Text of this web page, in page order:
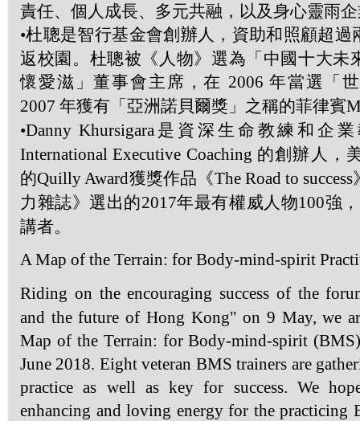
責任、個人成長、多元共融，以及身心靈雨
•杜聰是智行基金會創辦人，資助和照顧超過
返校園。杜聰被《人物》選為「中國十大未
懷愛滋」董事會主席，在 2006 年當選「
2007 年獲有「亞洲諾貝爾獎」之稱的菲律賓
•Danny Khursigara 是資深生命教練和企
International Executive Coaching 的創辦人，
的Quilly Award獲獎作品《The Road to success
力雜誌》選出的2017年最有權威人物100強
講者。
A Map of the Terrain: for Body-mind-spirit
Riding on the encouraging success of the
and the future of Hong Kong" on 9 May, we
Map of the Terrain: for Body-mind-spirit
June 2018. Eight veteran BMS trainers are
practice as well as key for success. We
enhancing and loving energy for the practicing